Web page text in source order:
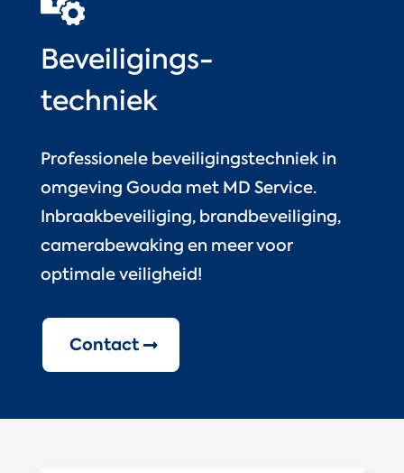
Beveiligings-
techniek
Professionele beveiligingstechniek in
omgeving Gouda met MD Service.
Inbraakbeveiliging, brandbeveiliging,
camerabewaking en meer voor
optimale veiligheid!
Contact